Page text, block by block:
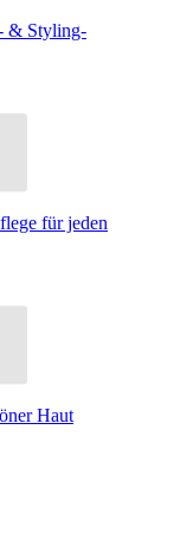
& Styling-
für jeden
Haut